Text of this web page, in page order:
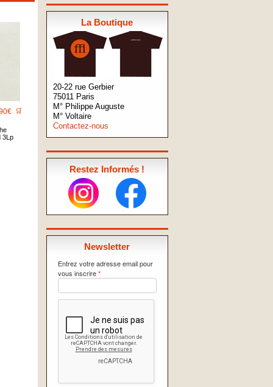
La Boutique
20-22 rue Gerbier
75011 Paris
M° Philippe Auguste
M° Voltaire
Contactez-nous
Restez Informés !
Newsletter
Entrez votre adresse email pour
vous inscrire*
🛒
3Lp